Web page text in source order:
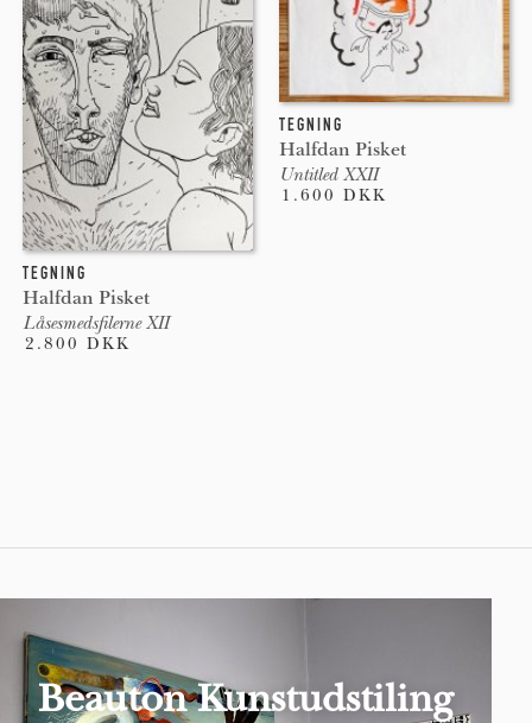
TEGNING
Halfdan Pisket
Untitled XXII
1.600 DKK
TEGNING
Halfdan Pisket
Låsesmedsfilerne XII
2.800 DKK
Beauton Kunstudstiling